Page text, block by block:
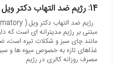
14: رژیم ضد التهاب دکتر ویل
مبتنی بر رژیم مدیترانه ای است که
مانند چای سبز و شکلات تیره است،
غذاهای تازه به خصوص میوه ها و
مصرف روزانه کالری در رژیم